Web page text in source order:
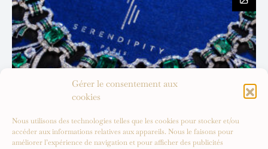
Gérer le consentement aux
cookies
Nous utilisons des technologies telles que les cookies pour stocker et/ou
accéder aux informations relatives aux appareils. Nous le faisons pour
améliorer l’expérience de navigation et pour afficher des publicités